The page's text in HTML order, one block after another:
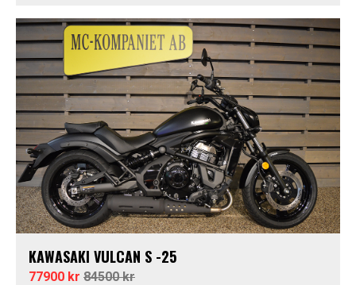
KAWASAKI VULCAN S -25
77900 kr 84500 kr